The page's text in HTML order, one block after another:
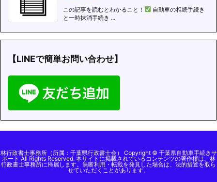
この記事を読むとわかること！
自動車の相続手続き
と一時抹消手続き ...
【LINEで簡単お問い合わせ】
林行政書士事務所（所属：千葉県行政書士会） Copyright © 千葉県自動車手続きサ
ポート All Rights Reserved. 本サイトに掲載されているコンテンツの著作権は、林
行政書士事務所に帰属します。無断利用・転載を発見した場合は、法的措置を取ら
せていただくことがあります。